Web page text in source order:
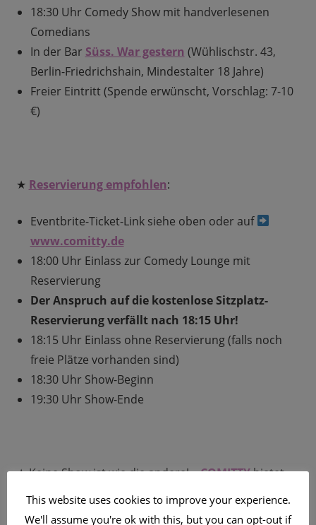
18:30 Uhr Comedy Show mit handverlesenen
Comedians
In der Bar Süss. War gestern (Wühlischstr. 43,
Berlin-Friedrichshain, Mindestalter 18 Jahre)
Freier Eintritt (Spende erwünscht, Vorschlag: 7-10
€)
★ Reservierung empfohlen:
Eventbrite-Ticket-Link siehe oben oder auf
www.comitty.de
18:00 Uhr Einlass zur Comedy Lounge mit
Reservierung
Der Anspruch auf die kostenlose Sitzplatz-
Reservierung verfällt nach 18:15 Uhr!
18:15 Uhr Einlass ohne Reservierung (falls noch
freie Plätze vorhanden sind)
18:30 Uhr Show-Beginn
19:30 Uhr Show-Ende
★ Keine Show ist wie die andere! –COMITTYbietet
euch immer wieder wechselnde Comedians! Im
berliner Szene-Club
Süss. War gestern
This website uses cookies to improve your experience.
We'll assume you're ok with this, but you can opt-out if